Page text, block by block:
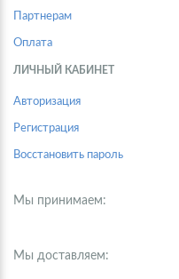
Партнерам
Оплата
ЛИЧНЫЙ КАБИНЕТ
Авторизация
Регистрация
Восстановить пароль
Мы принимаем:
Мы доставляем: